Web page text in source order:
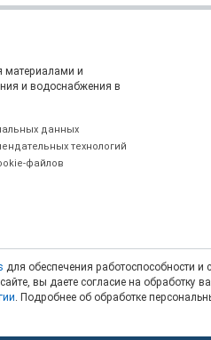
материалами и
и водоснабжения в
данных
технологий
файлов
для обеспечения работоспособности
вы даете согласие на
. Подробнее об обработке